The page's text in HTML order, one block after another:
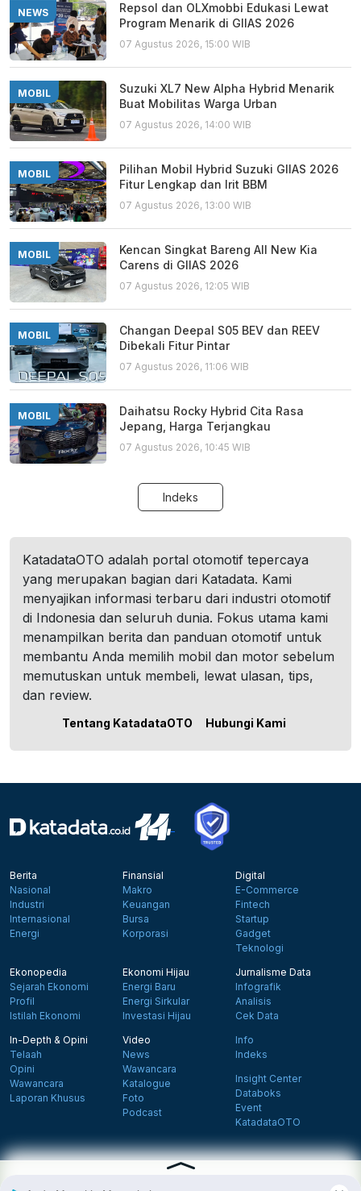
NEWS
Repsol dan OLXmobbi Edukasi Lewat
Program Menarik di GIIAS 2026
07 Agustus 2026, 15:00 WIB
MOBIL
Suzuki XL7 New Alpha Hybrid Menarik
Buat Mobilitas Warga Urban
07 Agustus 2026, 14:00 WIB
MOBIL
Pilihan Mobil Hybrid Suzuki GIIAS 2026
Fitur Lengkap dan Irit BBM
07 Agustus 2026, 13:00 WIB
MOBIL
Kencan Singkat Bareng All New Kia
Carens di GIIAS 2026
07 Agustus 2026, 12:05 WIB
MOBIL
Changan Deepal S05 BEV dan REEV
Dibekali Fitur Pintar
07 Agustus 2026, 11:06 WIB
MOBIL
Daihatsu Rocky Hybrid Cita Rasa
Jepang, Harga Terjangkau
07 Agustus 2026, 10:45 WIB
Indeks
KatadataOTO adalah portal otomotif tepercaya
yang merupakan bagian dari Katadata. Kami
menyajikan informasi terbaru dari industri otomotif
di Indonesia dan seluruh dunia. Fokus utama kami
menampilkan berita dan panduan otomotif untuk
membantu Anda memilih mobil dan motor sebelum
memutuskan untuk membeli, lewat ulasan, tips,
dan review.
Tentang KatadataOTO Hubungi Kami
Berita
Nasional
Industri
Internasional
Energi
Finansial
Makro
Keuangan
Bursa
Korporasi
Digital
E-Commerce
Fintech
Startup
Gadget
Teknologi
Ekonopedia
Sejarah Ekonomi
Profil
Istilah Ekonomi
Ekonomi Hijau
Energi Baru
Energi Sirkular
Investasi Hijau
Jurnalisme Data
Infografik
Analisis
Cek Data
In-Depth & Opini
Telaah
Opini
Wawancara
Laporan Khusus
Video
News
Wawancara
Katalogue
Foto
Podcast
Info
Indeks
Insight Center
Databoks
Event
KatadataOTO